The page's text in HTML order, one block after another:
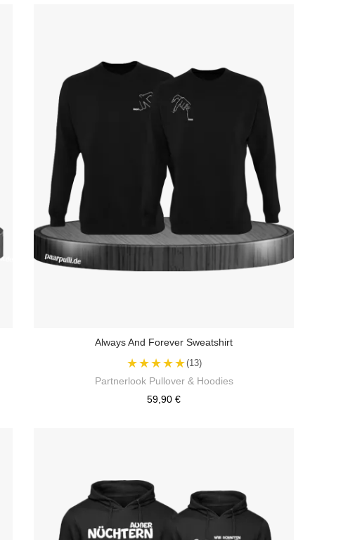
Always And Forever Sweatshirt
★★★★★(13)
Partnerlook Pullover & Hoodies
59,90 €